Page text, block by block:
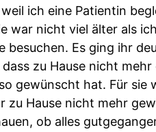
ich eine Patientin
war nicht viel älter als
besuchen. Es ging ihr
zu Hause nicht
gewünscht hat. Für sie
Hause nicht mehr
ob alles